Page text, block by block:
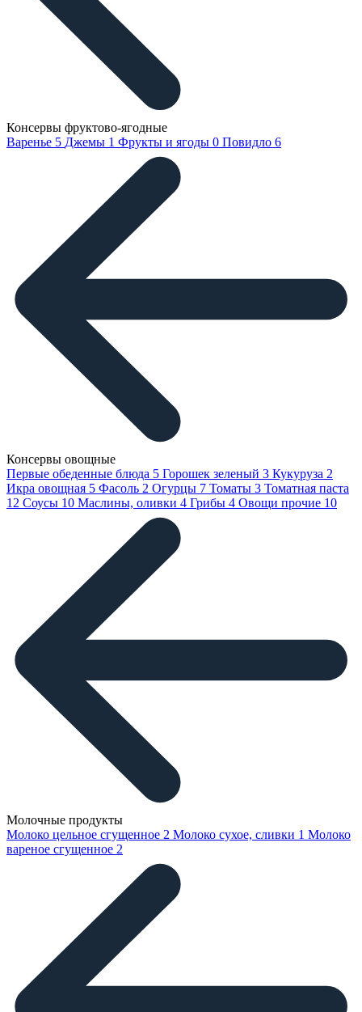
Консервы фруктово-ягодные
Варенье 5 Джемы 1 Фрукты и ягоды 0 Повидло 6
Консервы овощные
Первые обеденные блюда 5 Горошек зеленый 3 Кукуруза 2
Икра овощная 5 Фасоль 2 Огурцы 7 Томаты 3 Томатная паста
12 Соусы 10 Маслины, оливки 4 Грибы 4 Овощи прочие 10
Молочные продукты
Молоко цельное сгущенное 2 Молоко сухое, сливки 1 Молоко
вареное сгущенное 2